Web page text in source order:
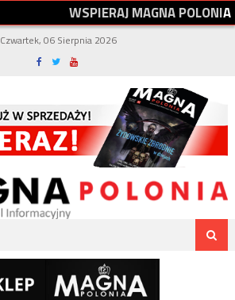
WSPIERAJMAGNAPOLONIA
Czwartek, 06 Sierpnia 2026